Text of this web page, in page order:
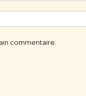
commentaire.